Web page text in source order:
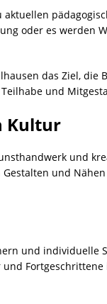
oder es werden
das Ziel, die
und
Kultur
und
und Nähen
und individuelle